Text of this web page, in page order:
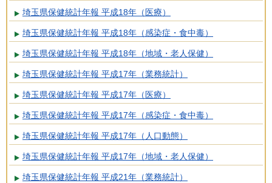
埼玉県保健統計年報 平成18年（医療）
埼玉県保健統計年報 平成18年（感染症・食中毒）
埼玉県保健統計年報 平成18年（地域・老人保健）
埼玉県保健統計年報 平成17年（業務統計）
埼玉県保健統計年報 平成17年（医療）
埼玉県保健統計年報 平成17年（感染症・食中毒）
埼玉県保健統計年報 平成17年（人口動態）
埼玉県保健統計年報 平成17年（地域・老人保健）
埼玉県保健統計年報 平成21年（業務統計）